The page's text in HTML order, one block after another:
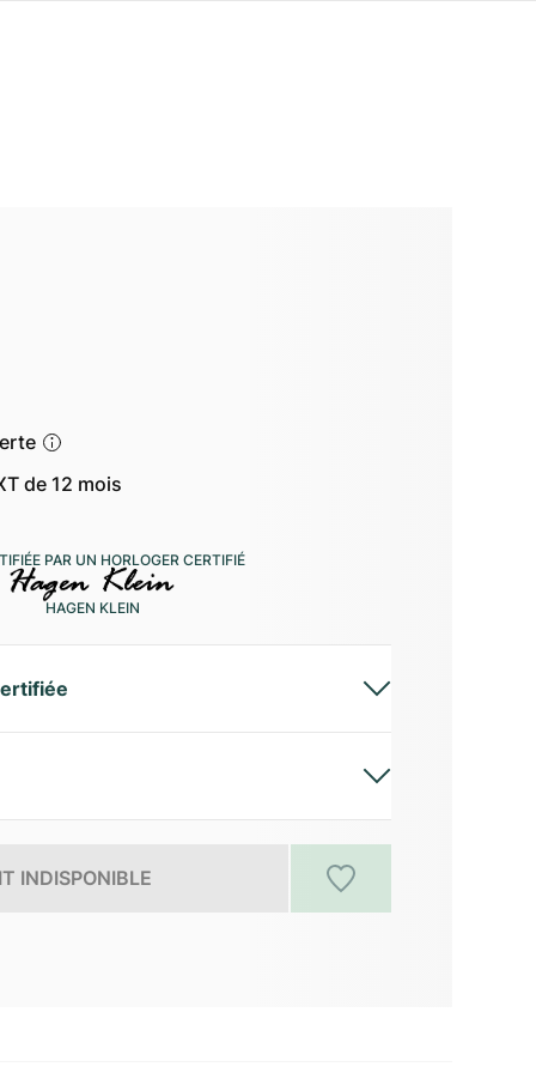
de 12 mois
PAR UN HORLOGER CERTIFIÉ
HAGEN KLEIN
INDISPONIBLE